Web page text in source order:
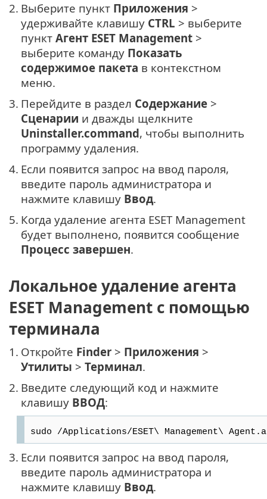
2. Выберите пункт Приложения >
удерживайте клавишу CTRL > выберите
пункт Агент ESET Management >
выберите команду Показать
содержимое пакета в контекстном
меню.
3. Перейдите в раздел Содержание >
Сценарии и дважды щелкните
Uninstaller.command, чтобы выполнить
программу удаления.
4. Если появится запрос на ввод пароля,
введите пароль администратора и
нажмите клавишу Ввод.
5. Когда удаление агента ESET Management
будет выполнено, появится сообщение
Процесс завершен.
Локальное удаление агента
ESET Management с помощью
терминала
1. Откройте Finder > Приложения >
Утилиты > Терминал.
2. Введите следующий код и нажмите
клавишу ВВОД:
sudo /Applications/ESET\ Management\
3. Если появится запрос на ввод пароля,
введите пароль администратора и
нажмите клавишу Ввод.